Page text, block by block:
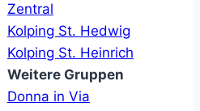
Zentral
Kolping St. Hedwig
Kolping St. Heinrich
Weitere Gruppen
Donna in Via